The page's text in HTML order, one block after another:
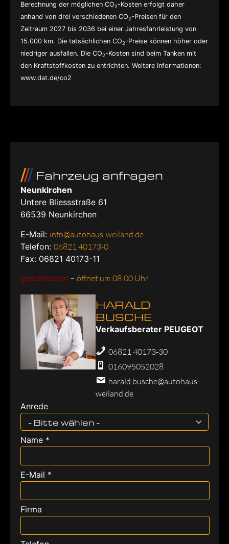
Berechnung der möglichen CO2-Kosten erfolgt daher
anhand von drei verschiedenen CO2-Preisen für den
Zeitraum 2027 bis 2036 bei einer Jahresfahrleistung von
15.000 km. Die tatsächlichen CO2-Preise können höher oder
niedriger ausfallen. Die CO2-Kosten sind beim Tanken mit
den Kraftstoffkosten zu entrichten. Weitere Informationen:
www.dat.de/co2
Fahrzeug anfragen
Neunkirchen
Untere Bliessstraße 61
66539 Neunkirchen
E-Mail: info@autohaus-weiland.de
Telefon: 06821 40173-0
Fax: 06821 40173-11
geschlossen - öffnet um 08:00 Uhr
HARALD
BUSCHE
Verkaufsberater PEUGEOT
06821 40173-30
016095052028
harald.busche@autohaus-
weiland.de
Anrede
- Bitte wählen -
Name *
E-Mail *
Firma